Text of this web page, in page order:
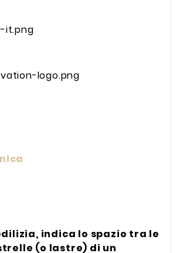
indica lo spazio tra le
(o lastre) di un